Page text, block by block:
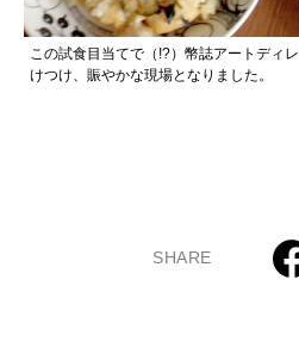
この試食目当てで（!?）幣誌アートディ
けつけ、賑やかな現場となりました。
SHARE